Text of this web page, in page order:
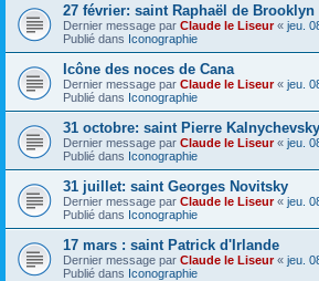
27 février: saint Raphaël de Brooklyn
Dernier message par Claude le Liseur« jeu.
Publié dans Iconographie
Icône des noces de Cana
Dernier message par Claude le Liseur« jeu.
Publié dans Iconographie
31 octobre: saint Pierre Kalnychevsky
Dernier message par Claude le Liseur« jeu.
Publié dans Iconographie
31 juillet: saint Georges Novitsky
Dernier message par Claude le Liseur« jeu.
Publié dans Iconographie
17 mars : saint Patrick d'Irlande
Dernier message par Claude le Liseur« jeu.
Publié dans Iconographie